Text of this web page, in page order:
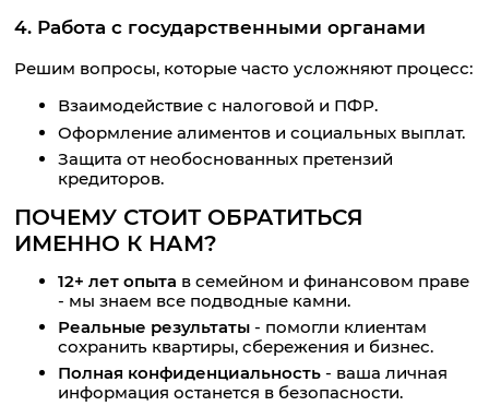
4. Работа с государственными органами
Решим вопросы, которые часто усложняют процесс:
Взаимодействие с налоговой и ПФР.
Оформление алиментов и социальных выплат.
Защита от необоснованных претензий
кредиторов.
ПОЧЕМУ СТОИТ ОБРАТИТЬСЯ
ИМЕННО К НАМ?
12+ лет опыта в семейном и финансовом праве
- мы знаем все подводные камни.
Реальные результаты - помогли клиентам
сохранить квартиры, сбережения и бизнес.
Полная конфиденциальность - ваша личная
информация останется в безопасности.